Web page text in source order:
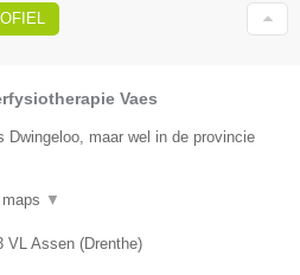
Vaes
Dwingeloo, maar wel in de provincie
▼
VL Assen (Drenthe)